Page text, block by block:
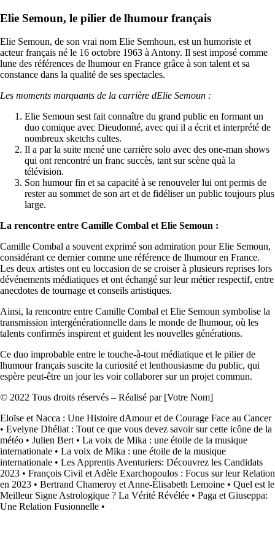
Elie Semoun, le pilier de lhumour français
Elie Semoun, de son vrai nom Elie Semhoun, est un humoriste et
acteur français né le 16 octobre 1963 à Antony. Il sest imposé comme
lune des références de lhumour en France grâce à son talent et sa
constance dans la qualité de ses spectacles.
Les moments marquants de la carrière dElie Semoun :
Elie Semoun sest fait connaître du grand public en formant un
duo comique avec Dieudonné, avec qui il a écrit et interprété de
nombreux sketchs cultes.
Il a par la suite mené une carrière solo avec des one-man shows
qui ont rencontré un franc succès, tant sur scène quà la
télévision.
Son humour fin et sa capacité à se renouveler lui ont permis de
rester au sommet de son art et de fidéliser un public toujours plus
large.
La rencontre entre Camille Combal et Elie Semoun :
Camille Combal a souvent exprimé son admiration pour Elie Semoun,
considérant ce dernier comme une référence de lhumour en France.
Les deux artistes ont eu loccasion de se croiser à plusieurs reprises lors
dévénements médiatiques et ont échangé sur leur métier respectif, entre
anecdotes de tournage et conseils artistiques.
Ainsi, la rencontre entre Camille Combal et Elie Semoun symbolise la
transmission intergénérationnelle dans le monde de lhumour, où les
talents confirmés inspirent et guident les nouvelles générations.
Ce duo improbable entre le touche-à-tout médiatique et le pilier de
lhumour français suscite la curiosité et lenthousiasme du public, qui
espère peut-être un jour les voir collaborer sur un projet commun.
© 2022 Tous droits réservés – Réalisé par [Votre Nom]
Eloïse et Nacca : Une Histoire dAmour et de Courage Face au Cancer
• Evelyne Dhéliat : Tout ce que vous devez savoir sur cette icône de la
météo • Julien Bert • La voix de Mika : une étoile de la musique
internationale • La voix de Mika : une étoile de la musique
internationale • Les Apprentis Aventuriers: Découvrez les Candidats
2023 • François Civil et Adèle Exarchopoulos : Focus sur leur Relation
en 2023 • Bertrand Chameroy et Anne-Élisabeth Lemoine • Quel est le
Meilleur Signe Astrologique ? La Vérité Révélée • Paga et Giuseppa:
Une Relation Fusionnelle •